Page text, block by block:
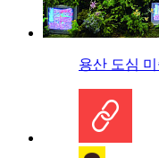
용산 도심